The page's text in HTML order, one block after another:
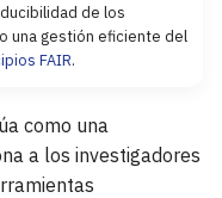
de los
una gestión eficiente del
FAIR.
como una
a los investigadores